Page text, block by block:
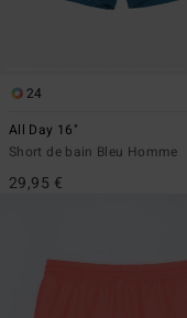
24
All Day 16"
Short de bain Bleu Homme
29,95 €